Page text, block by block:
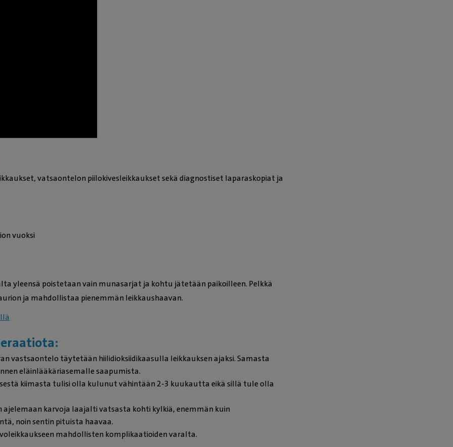
vatsaontelon piilokivesleikkaukset sekä diagnostiset laparaskopiat ja
vuoksi
yleensä poistetaan vain munasarjat ja kohtu jätetään paikoilleen. Pelkkä
ja mahdollistaa pienemmän leikkaushaavan.
vastsaontelo täytetään hiilidioksiidikaasulla leikkauksen ajaksi. Samasta
eläinlääkäriasemalle saapumista.
kiimasta tulisi olla kulunut vähintään 2-3 kuukautta eikä sillä tule olla
karvoja laajalti vatsasta kohti kylkiä, enemmän kuin
noin sentin pituista haavaa.
mahdollisten komplikaatioiden varalta.